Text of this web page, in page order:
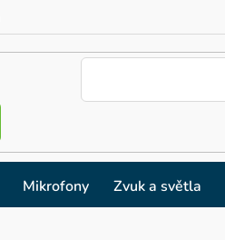
Mikrofony Zvuk a světla